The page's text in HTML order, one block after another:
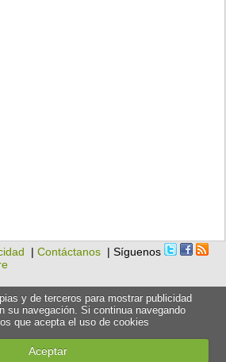
|Contáctanos | Síguenos
y de terceros para mostrar publicidad
su navegación. Si continua navegando
que acepta el uso de cookies
Aceptar